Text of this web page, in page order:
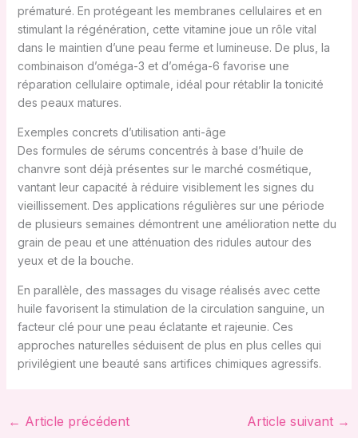
prématuré. En protégeant les membranes cellulaires et en
stimulant la régénération, cette vitamine joue un rôle vital
dans le maintien d’une peau ferme et lumineuse. De plus, la
combinaison d’oméga-3 et d’oméga-6 favorise une
réparation cellulaire optimale, idéal pour rétablir la tonicité
des peaux matures.
Exemples concrets d’utilisation anti-âge
Des formules de sérums concentrés à base d’huile de
chanvre sont déjà présentes sur le marché cosmétique,
vantant leur capacité à réduire visiblement les signes du
vieillissement. Des applications régulières sur une période
de plusieurs semaines démontrent une amélioration nette du
grain de peau et une atténuation des ridules autour des
yeux et de la bouche.
En parallèle, des massages du visage réalisés avec cette
huile favorisent la stimulation de la circulation sanguine, un
facteur clé pour une peau éclatante et rajeunie. Ces
approches naturelles séduisent de plus en plus celles qui
privilégient une beauté sans artifices chimiques agressifs.
← Article précédent Article suivant →